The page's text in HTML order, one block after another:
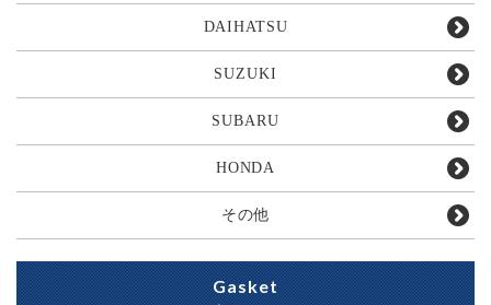
DAIHATSU
SUZUKI
SUBARU
HONDA
その他
Gasket